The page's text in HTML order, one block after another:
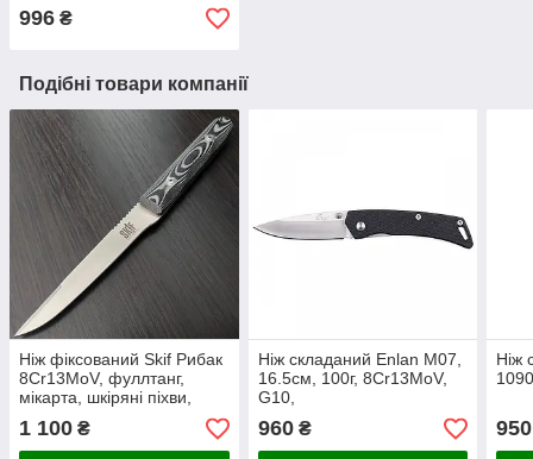
996 ₴
Подібні товари компанії
Ніж фіксований Skif Рибак
8Cr13MoV, фуллтанг,
мікарта, шкіряні піхви,
1 100 ₴
Ніж складаний Enlan M07,
16.5см, 100г, 8Cr13MoV,
G10,
960₴
Ніж
950